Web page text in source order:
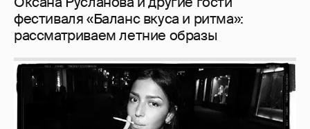
Рублёвские дочки 187